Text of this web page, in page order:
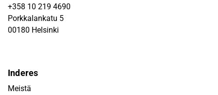
+358 10 219 4690
Porkkalankatu 5
00180 Helsinki
Inderes
Meistä